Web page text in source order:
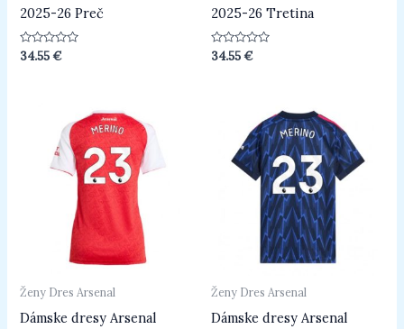
2025-26 Preč
Hodnotenie
34.55€
2025-26 Tretina
Hodnotenie
34.55€
Ženy Dres Arsenal
Dámske dresy Arsenal
Ženy Dres Arsenal
Dámske dresy Arsenal